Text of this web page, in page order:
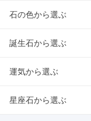
石の色から選ぶ
誕生石から選ぶ
運気から選ぶ
星座石から選ぶ